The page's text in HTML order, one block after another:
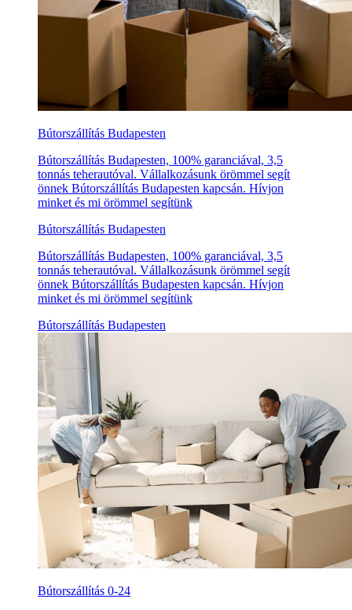
Bútorszállítás Budapesten
Bútorszállítás Budapesten, 100% garanciával, 3,5
tonnás teherautóval. Vállalkozásunk örömmel segít
önnek Bútorszállítás Budapesten kapcsán. Hívjon
minket és mi örömmel segítünk
Bútorszállítás Budapesten
Bútorszállítás Budapesten, 100% garanciával, 3,5
tonnás teherautóval. Vállalkozásunk örömmel segít
önnek Bútorszállítás Budapesten kapcsán. Hívjon
minket és mi örömmel segítünk
Bútorszállítás Budapesten
Bútorszállítás 0-24